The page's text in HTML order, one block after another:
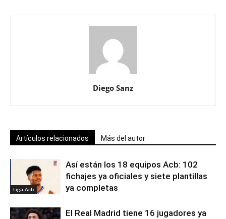
Diego Sanz
Artículos relacionados Más del autor
Liga Acb
Así están los 18 equipos Acb: 102
fichajes ya oficiales y siete plantillas
ya completas
El Real Madrid tiene 16 jugadores ya